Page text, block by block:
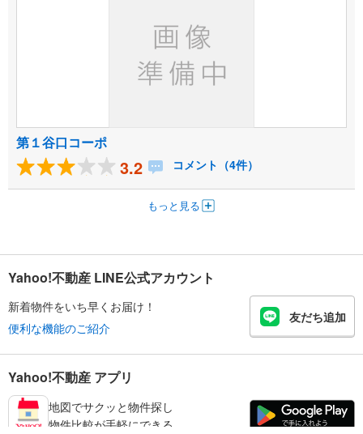
第１谷口コーポ
3.2 コメント（4件）
もっと見る
Yahoo!不動産 LINE公式アカウント
新着物件をいち早くお届け！
便利な機能のご紹介
友だち追加
Yahoo!不動産 アプリ
地図でサクッと物件探し
物件比較が手軽にできる